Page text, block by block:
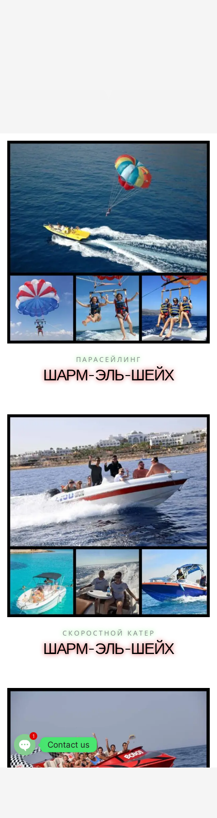
ПАРАСЕЙЛИНГ
ШАРМ-ЭЛЬ-ШЕЙХ
СКОРОСТНОЙ КАТЕР
ШАРМ-ЭЛЬ-ШЕЙХ
Contact us
OPEN
CHATY
1